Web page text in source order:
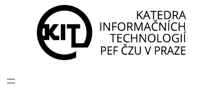
informačních technologií
Zprávy, Akce,
CYKLUS